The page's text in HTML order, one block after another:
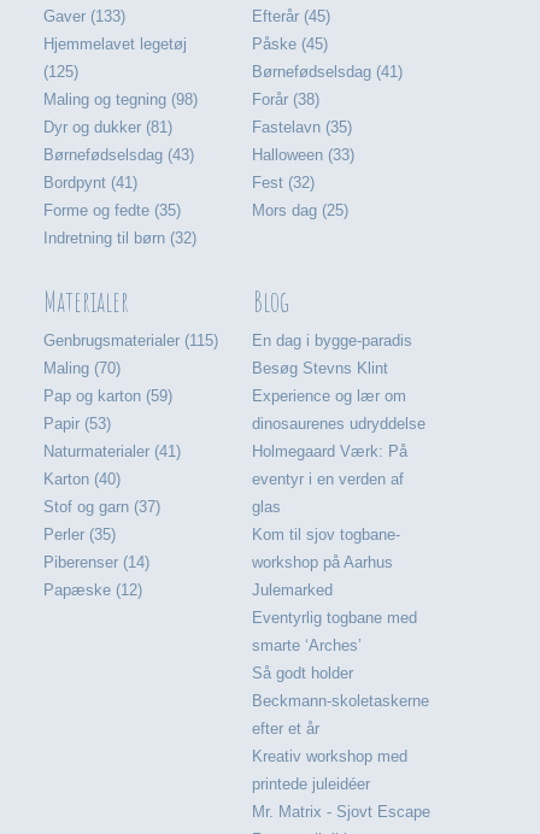
Gaver (133)
Hjemmelavet legetøj
(125)
Maling og tegning (98)
Dyr og dukker (81)
Børnefødselsdag (43)
Bordpynt (41)
Forme og fedte (35)
Indretning til børn (32)
Efterår (45)
Påske (45)
Børnefødselsdag (41)
Forår (38)
Fastelavn (35)
Halloween (33)
Fest (32)
Mors dag (25)
Materialer
Genbrugsmaterialer (115)
Maling (70)
Pap og karton (59)
Papir (53)
Naturmaterialer (41)
Karton (40)
Stof og garn (37)
Perler (35)
Piberenser (14)
Papæske (12)
Blog
En dag i bygge-paradis
Besøg Stevns Klint
Experience og lær om
dinosaurenes udryddelse
Holmegaard Værk: På
eventyr i en verden af
glas
Kom til sjov togbane-
workshop på Aarhus
Julemarked
Eventyrlig togbane med
smarte ‘Arches’
Så godt holder
Beckmann-skoletaskerne
efter et år
Kreativ workshop med
printede juleidéer
Mr. Matrix - Sjovt Escape